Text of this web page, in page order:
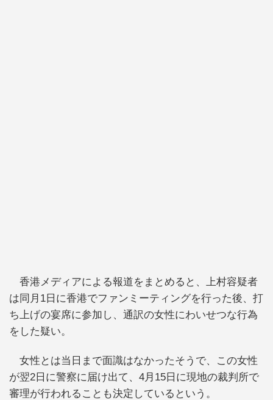
香港メディアによる報道をまとめると、上村容疑者
は同月1日に香港でファンミーティングを行った後、打
ち上げの宴席に参加し、通訳の女性にわいせつな行為
をした疑い。
女性とは当日まで面識はなかったそうで、この女性
が翌2日に警察に届け出て、4月15日に現地の裁判所で
審理が行われることも決定しているという。